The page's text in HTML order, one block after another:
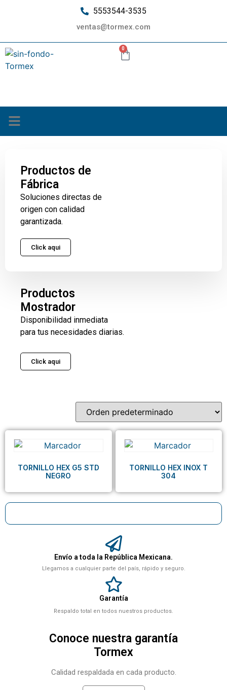
5553544-3535
ventas@tormex.com
0
Envío a toda la República Mexicana.
Llegamos a cualquier parte del país, rápido y seguro.
Garantía
Respaldo total en todos nuestros productos.
Conoce nuestra garantía
Tormex
Calidad respaldada en cada producto.
Productos de
Fábrica
Soluciones directas de
origen con calidad
garantizada.
Click aqui
Productos
Mostrador
Disponibilidad inmediata
para tus necesidades diarias.
Click aqui
TORNILLO HEX G5 STD
NEGRO
TORNILLO HEX INOX T
304